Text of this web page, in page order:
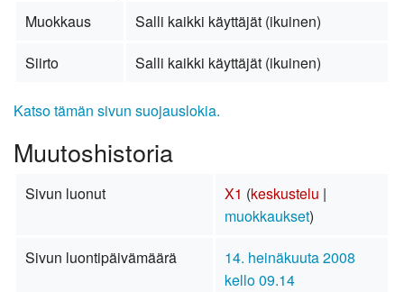
Muokkaus
Salli kaikki käyttäjät (ikuinen)
Siirto
Salli kaikki käyttäjät (ikuinen)
Katso tämän sivun suojauslokia.
Muutoshistoria
Sivun luonut X1 (keskustelu |
muokkaukset)
Sivun luontipäivämäärä
14. heinäkuuta 2008
kello 09.14